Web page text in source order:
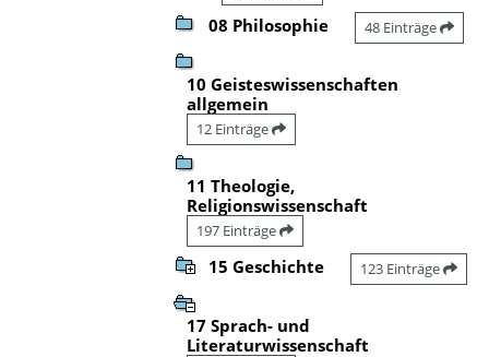
08 Philosophie 48 Einträge
10 Geisteswissenschaften
allgemein
12 Einträge
11 Theologie,
Religionswissenschaft
197 Einträge
15 Geschichte 123 Einträge
17 Sprach- und
Literaturwissenschaft